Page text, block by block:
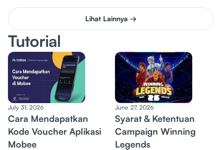
Lihat Lainnya →
Tutorial
July 31, 2026
Cara Mendapatkan
Kode Voucher Aplikasi
Mobee
June 27, 2026
Syarat & Ketentuan
Campaign Winning
Legends